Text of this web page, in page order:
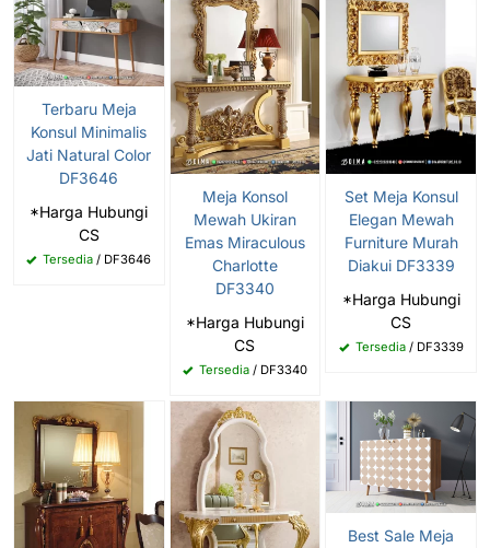
Terbaru Meja
Konsul Minimalis
Jati Natural Color
DF3646
*Harga Hubungi
CS
Tersedia / DF3646
Meja Konsol
Mewah Ukiran
Emas Miraculous
Charlotte
DF3340
*Harga Hubungi
CS
Tersedia/ DF3340
Set Meja Konsul
Elegan Mewah
Furniture Murah
Diakui DF3339
*Harga Hubungi
CS
Tersedia/ DF3339
Best Sale Meja